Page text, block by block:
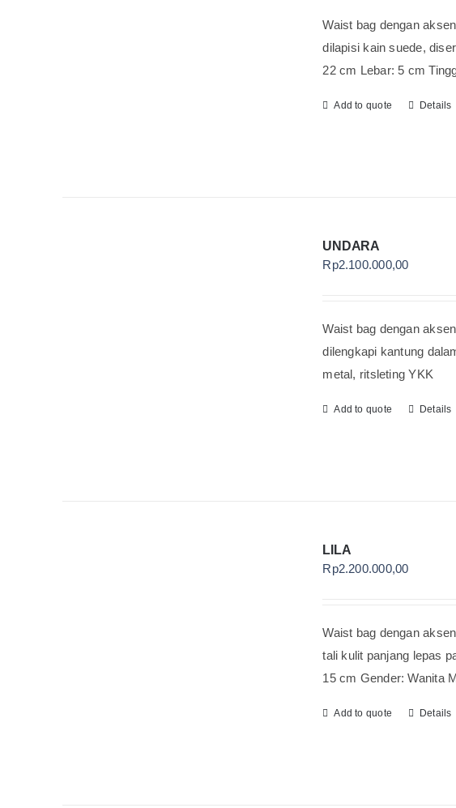
Waist bag dengan
dilapisi kain suede,
22 cm Lebar: 5 cm
Add to quote Details
UNDARA
Rp2.100.000,00
Waist bag dengan
dilengkapi kantung
metal, ritsleting YKK
Add to quote Details
LILA
Rp2.200.000,00
Waist bag dengan
tali kulit panjang lepas
15 cm Gender: Wanita
Add to quote Details